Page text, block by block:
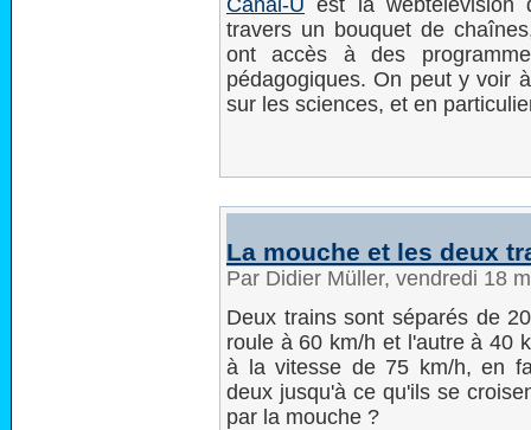
Canal-U est la webtélévision
travers un bouquet de
ont accès à des
pédagogiques. On peut y voir
sur les sciences, et en
La mouche et les deux
Par Didier Müller, vendredi 18
Deux trains sont séparés de
roule à 60 km/h et l'autre à 40
à la vitesse de 75 km/h, en
deux jusqu'à ce qu'ils se
par la mouche ?